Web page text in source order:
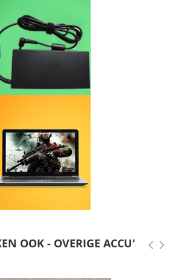
OOK - OVERIGE ACCU'S